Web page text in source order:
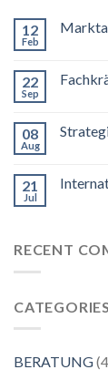
12
Feb
22
Sep
08
Aug
21
Jul
RECENT
CATEGORIES
BERATUNG